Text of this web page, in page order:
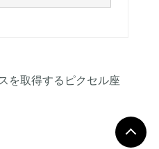
を取得するピクセル座